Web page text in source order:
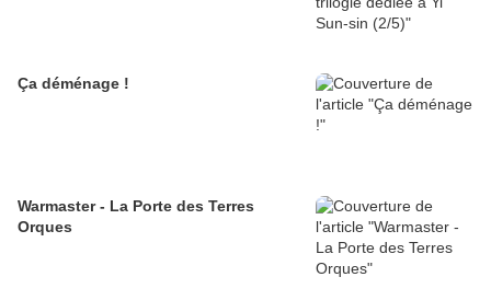
Ça déménage !
Warmaster - La Porte des Terres
Orques